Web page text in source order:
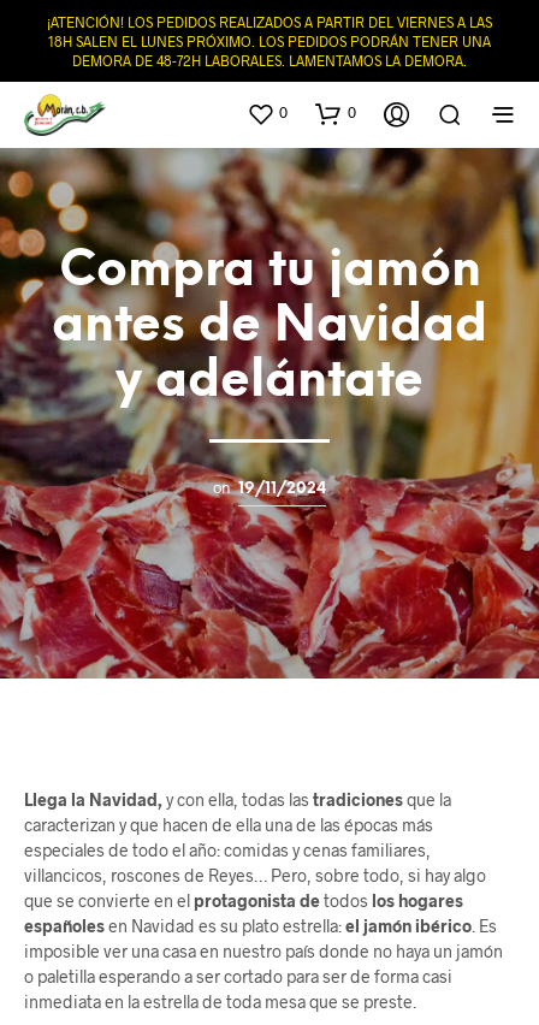
¡ATENCIÓN! LOS PEDIDOS REALIZADOS A PARTIR DEL VIERNES A LAS
18H SALEN EL LUNES PRÓXIMO. LOS PEDIDOS PODRÁN TENER UNA
DEMORA DE 48-72H LABORALES. LAMENTAMOS LA DEMORA.
0 0
Compra tu jamón
antes de Navidad
y adelántate
on 19/11/2024
Llega la Navidad, y con ella, todas las tradicionesque la
caracterizan y que hacen de ella una de las épocas más
especiales de todo el año: comidas y cenas familiares,
villancicos, roscones de Reyes… Pero, sobre todo, si hay algo
que se convierte en el protagonista detodos los hogares
españolesen Navidad es su plato estrella:el jamón ibérico . Es
imposible ver una casa en nuestro país donde no haya un jamón
o paletilla esperando a ser cortado para ser de forma casi
inmediata en la estrella de toda mesa que se preste.